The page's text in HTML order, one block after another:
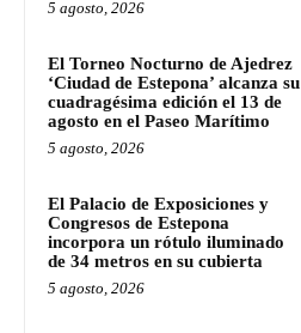
5 agosto, 2026
El Torneo Nocturno de Ajedrez
‘Ciudad de Estepona’ alcanza su
cuadragésima edición el 13 de
agosto en el Paseo Marítimo
5 agosto, 2026
El Palacio de Exposiciones y
Congresos de Estepona
incorpora un rótulo iluminado
de 34 metros en su cubierta
5 agosto, 2026